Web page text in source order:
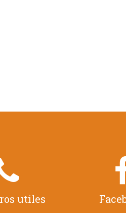
utiles